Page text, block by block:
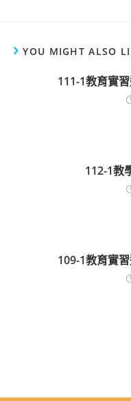
YOU MIGHT ALSO
111-1教育實
112-1教
109-1教育實